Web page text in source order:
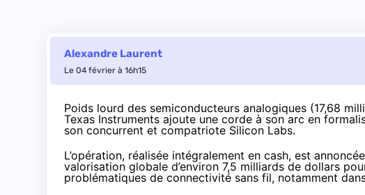
Alexandre Laurent
Le 04 février à 16h15
Poids lourd des semiconducteurs analogiques (17,68
Texas Instruments ajoute une corde à son arc en
son concurrent et compatriote Silicon Labs.
L’opération, réalisée intégralement en cash, est
valorisation globale d’environ 7,5 milliards de dollars
problématiques de connectivité sans fil, notamment